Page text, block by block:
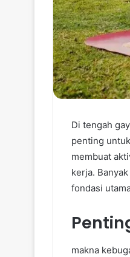
Di tengah
penting
membuat
kerja.
fondasi
makna